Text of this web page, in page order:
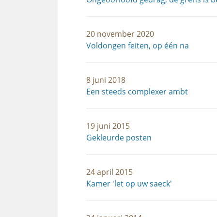
20 november 2020
Voldongen feiten, op één na
8 juni 2018
Een steeds complexer ambt
19 juni 2015
Gekleurde posten
24 april 2015
Kamer 'let op uw saeck'